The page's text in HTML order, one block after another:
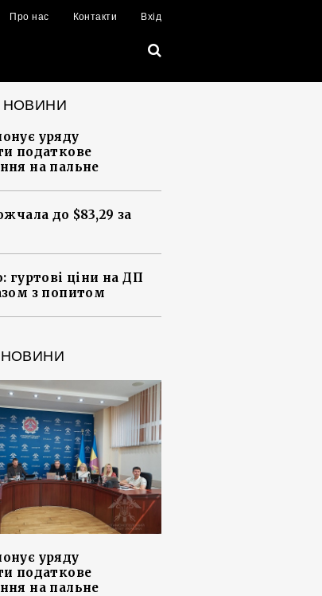
Про нас Контакти Вхід
НОВИНИ
уряду
податкове
на пальне
до $83,29 за
гуртові ціни на ДП
з попитом
НОВИНИ
уряду
податкове
на пальне